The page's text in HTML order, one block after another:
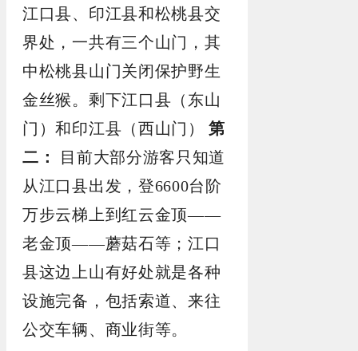
江口县、印江县和松桃县交
界处，一共有三个山门，其
中松桃县山门关闭保护野生
金丝猴。剩下江口县（东山
门）和印江县（西山门）第
二：
目前大部分游客只知道
从江口县出发，登6600台阶
万步云梯上到红云金顶——
老金顶——蘑菇石等；江口
县这边上山有好处就是各种
设施完备，包括索道、来往
公交车辆、商业街等。